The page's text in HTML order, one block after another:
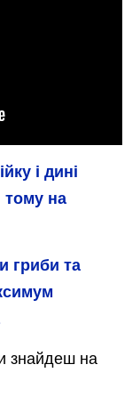
і дині
тому на
гриби та
знайдеш на